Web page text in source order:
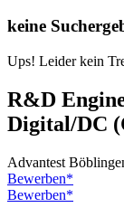
keine
Ups! Leider kein
R&D
Digital/DC
Advantest
Bewerben*
Bewerben*